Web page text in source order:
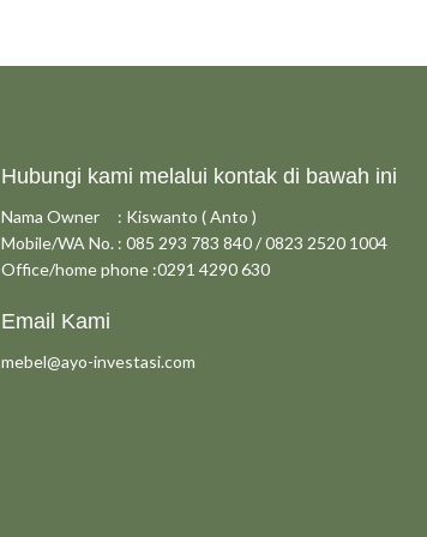
Hubungi kami melalui kontak di bawah ini
Nama Owner : Kiswanto ( Anto )
Mobile/WA No. : 085 293 783 840 / 0823 2520 1004
Office/home phone :0291 4290 630
Email Kami
mebel@ayo-investasi.com